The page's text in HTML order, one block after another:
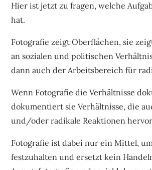
Hier ist jetzt zu fragen, welche
hat.
Fotografie zeigt Oberflächen, sie
an sozialen und politischen
dann auch der Arbeitsbereich für
Wenn Fotografie die Verhältnisse
dokumentiert sie Verhältnisse, die
und/oder radikale Reaktionen
Fotografie ist dabei nur ein Mittel,
festzuhalten und ersetzt kein